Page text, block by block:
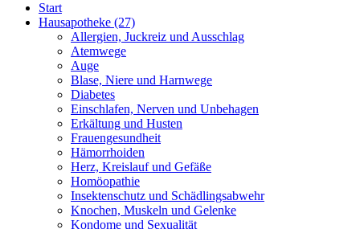
Start
Hausapotheke (27)
Allergien, Juckreiz und Ausschlag
Atemwege
Auge
Blase, Niere und Harnwege
Diabetes
Einschlafen, Nerven und Unbehagen
Erkältung und Husten
Frauengesundheit
Hämorrhoiden
Herz, Kreislauf und Gefäße
Homöopathie
Insektenschutz und Schädlingsabwehr
Knochen, Muskeln und Gelenke
Kondome und Sexualität